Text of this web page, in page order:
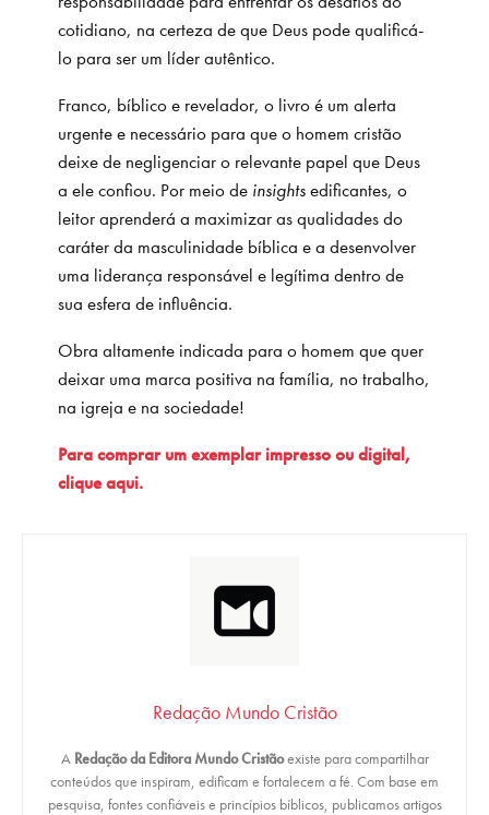
cotidiano, na certeza de que Deus pode qualificá-
lo para ser um líder autêntico.
Franco, bíblico e revelador, o livro é um alerta
urgente e necessário para que o homem cristão
deixe de negligenciar o relevante papel que Deus
a ele confiou. Por meio de insightsedificantes, o
leitor aprenderá a maximizar as qualidades do
caráter da masculinidade bíblica e a desenvolver
uma liderança responsável e legítima dentro de
sua esfera de influência.
Obra altamente indicada para o homem que quer
deixar uma marca positiva na família, no trabalho,
na igreja e na sociedade!
Para comprar um exemplar impresso ou digital,
clique aqui.
Redação Mundo Cristão
A Redação da Editora Mundo Cristãoexiste para compartilhar
conteúdos que inspiram, edificam e fortalecem a fé. Com base em
pesquisa, fontes confiáveis e princípios bíblicos, publicamos artigos